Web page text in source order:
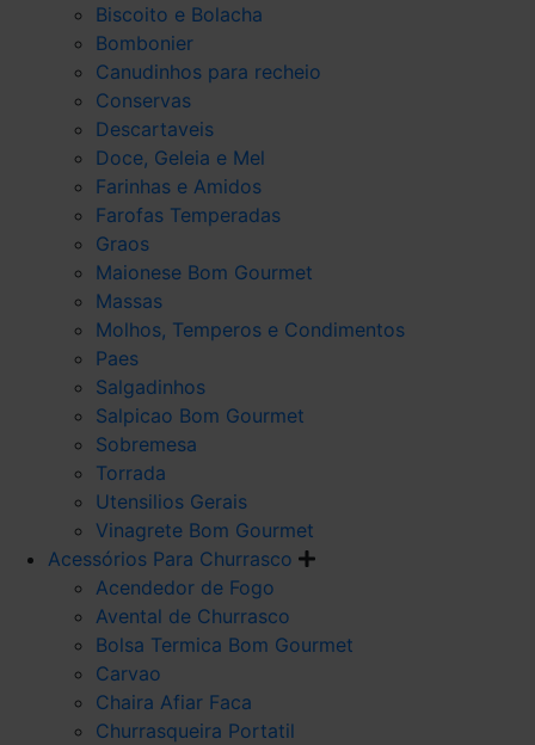
Biscoito e Bolacha
Bombonier
Canudinhos para recheio
Conservas
Descartaveis
Doce, Geleia e Mel
Farinhas e Amidos
Farofas Temperadas
Graos
Maionese Bom Gourmet
Massas
Molhos, Temperos e Condimentos
Paes
Salgadinhos
Salpicao Bom Gourmet
Sobremesa
Torrada
Utensilios Gerais
Vinagrete Bom Gourmet
Acessórios Para Churrasco
Acendedor de Fogo
Avental de Churrasco
Bolsa Termica Bom Gourmet
Carvao
Chaira Afiar Faca
Churrasqueira Portatil